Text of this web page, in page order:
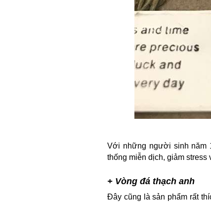
Với những người sinh năm
thống miễn dịch, giảm stress
+ Vòng đá thạch anh
Đây cũng là sản phẩm rất